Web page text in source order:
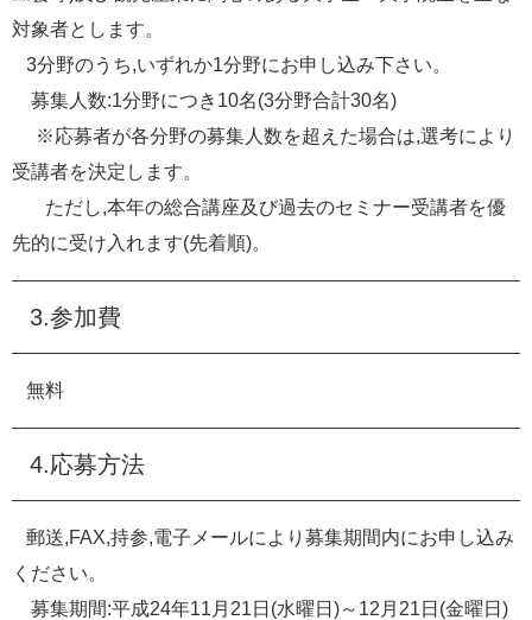
対象者とします。
3分野のうち,いずれか1分野にお申し込み下さい。
募集人数:1分野につき10名(3分野合計30名)
※応募者が各分野の募集人数を超えた場合は,選考により
受講者を決定します。
ただし,本年の総合講座及び過去のセミナー受講者を優
先的に受け入れます(先着順)。
3.参加費
無料
4.応募方法
郵送,FAX,持参,電子メールにより募集期間内にお申し込み
ください。
募集期間:平成24年11月21日(水曜日)～12月21日(金曜日)